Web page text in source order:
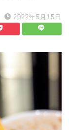
2022年5月15日